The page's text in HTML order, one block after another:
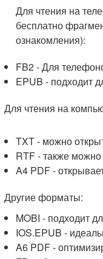
Для чтения на
бесплатно
ознакомления):
FB2 - Для
EPUB - подходит
Для чтения на
TXT - можно
RTF - также
A4 PDF -
Другие форматы:
MOBI - подходит
IOS.EPUB -
A6 PDF -